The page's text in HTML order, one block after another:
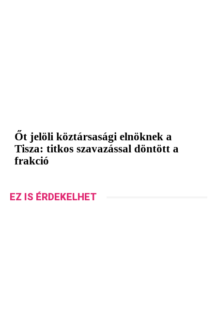
Őt jelöli köztársasági elnöknek a
Tisza: titkos szavazással döntött a
frakció
EZ IS ÉRDEKELHET